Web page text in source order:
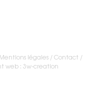
Mentions légales Contact /
web : 3w-creation